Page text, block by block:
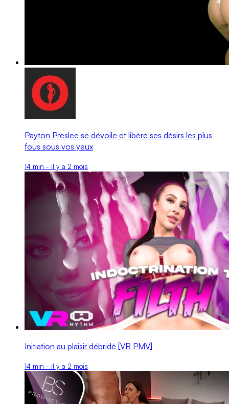
Payton Preslee se dévoile et libère ses désirs les plus
fous sous vos yeux
14 min - il y a 2 mois
Initiation au plaisir débridé [VR PMV]
14 min - il y a 2 mois